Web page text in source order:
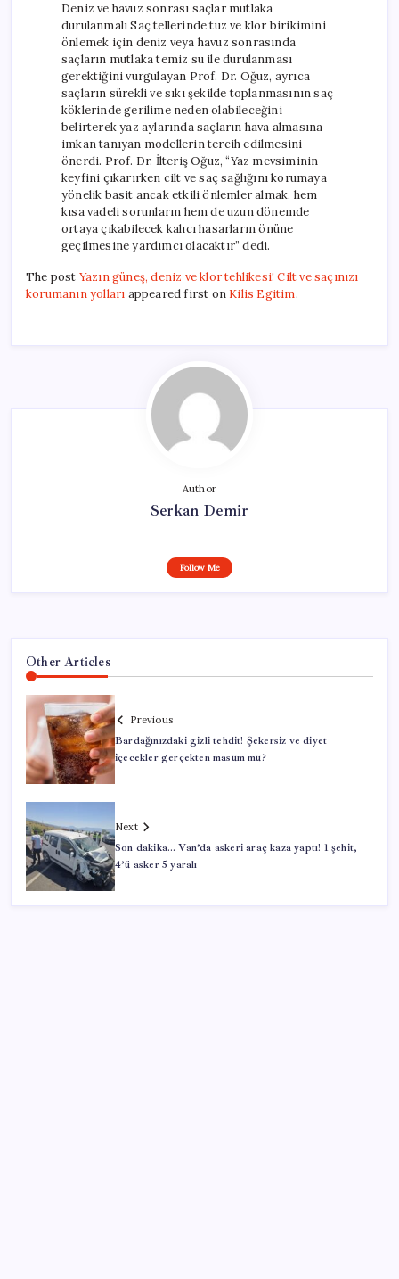
Deniz ve havuz sonrası saçlar mutlaka
durulanmalı Saç tellerinde tuz ve klor birikimini
önlemek için deniz veya havuz sonrasında
saçların mutlaka temiz su ile durulanması
gerektiğini vurgulayan Prof. Dr. Oğuz, ayrıca
saçların sürekli ve sıkı şekilde toplanmasının saç
köklerinde gerilime neden olabileceğini
belirterek yaz aylarında saçların hava almasına
imkan tanıyan modellerin tercih edilmesini
önerdi. Prof. Dr. İlteriş Oğuz, “Yaz mevsiminin
keyfini çıkarırken cilt ve saç sağlığını korumaya
yönelik basit ancak etkili önlemler almak, hem
kısa vadeli sorunların hem de uzun dönemde
ortaya çıkabilecek kalıcı hasarların önüne
geçilmesine yardımcı olacaktır” dedi.
The post Yazın güneş, deniz ve klor tehlikesi! Cilt ve saçınızı
korumanın yolları appeared first on Kilis Egitim.
Author
Serkan Demir
Follow Me
Other Articles
Previous
Bardağınızdaki gizli tehdit! Şekersiz ve diyet
içecekler gerçekten masum mu?
Next
Son dakika… Van’da askeri araç kaza yaptı! 1 şehit,
4’ü asker 5 yaralı